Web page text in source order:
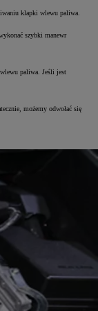
klapki wlewu paliwa.
szybki manewr
paliwa. Jeśli jest
możemy odwołać się